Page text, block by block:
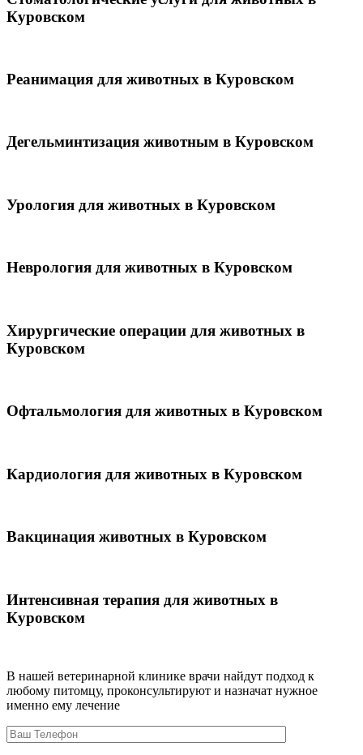
Куровском
Реанимация для животных в Куровском
Дегельминтизация животным в Куровском
Урология для животных в Куровском
Неврология для животных в Куровском
Хирургические операции для животных в
Куровском
Офтальмология для животных в Куровском
Кардиология для животных в Куровском
Вакцинация животных в Куровском
Интенсивная терапия для животных в
Куровском
В нашей ветеринарной клинике врачи найдут подход к
любому питомцу, проконсультируют и назначат нужное
именно ему лечение